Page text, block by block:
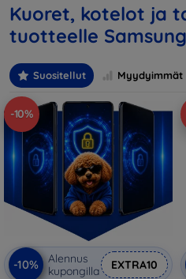
Kuoret, kotelot ja
tuotteelle
Suositellut Myydyimmät
-10%
-10%
Alennus
kupongilla
EXTRA10